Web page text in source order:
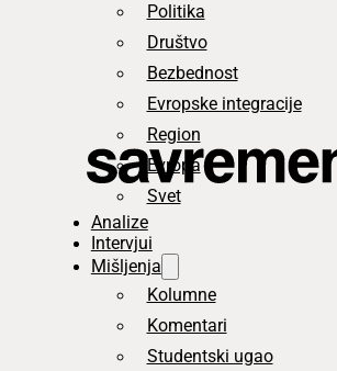
Politika
Društvo
Bezbednost
Evropske integracije
Region
Evropa
Svet
Analize
Intervjui
Mišljenja
Kolumne
Komentari
Studentski ugao